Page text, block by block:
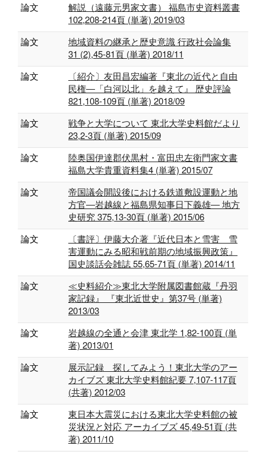
論文
解説（遠藤元男家文書） 福島市史資料叢書
102,208-214頁 (単著) 2019/03
論文
地域資料の継承と歴史意識 行政社会論集
31 (2),45-81頁 (単著) 2018/11
論文
〔紹介〕友田昌宏編著『東北の近代と自由
民権―「白河以北」を越えて』 歴史評論
821,108-109頁 (単著) 2018/09
論文
戦争と大学について 東北大学史料館だより
23,2-3頁 (単著) 2015/09
論文
陸奥国伊達郡伏黒村・富田忠左衛門家文書
福島大学貴重資料集4 (単著) 2015/07
論文
帝国議会開設後における鉄道敷設運動と地
方官―岩越線と福島県知事日下義雄― 地方
史研究 375,13-30頁 (単著) 2015/06
論文
〔書評〕伊藤大介著『近代日本と雪害 雪
害運動にみる昭和戦前期の地域振興政策』
国史談話会雑誌 55,65-71頁 (単著) 2014/11
論文
≪史料紹介≫東北大学附属図書館蔵『丹羽
家記録』 『東北近世史』第37号 (単著)
2013/03
論文
岩越線の全通と会津 東北学 1,82-100頁 (単
著) 2013/01
論文
展示記録 探してみよう！東北大学のアー
カイブズ 東北大学史料館紀要 7,107-117頁
(共著) 2012/03
論文
東日本大震災における東北大学史料館の被
災状況と対応 アーカイブズ 45,49-51頁 (共
著) 2011/10